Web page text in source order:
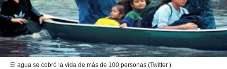
El agua se cobró la vida de más de 100 personas (Twitter )